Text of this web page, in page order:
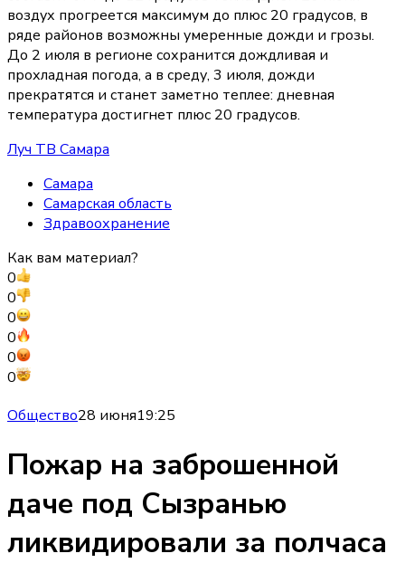
воздух прогреется максимум до плюс 20 градусов, в
ряде районов возможны умеренные дожди и грозы.
До 2 июля в регионе сохранится дождливая и
прохладная погода, а в среду, 3 июля, дожди
прекратятся и станет заметно теплее: дневная
температура достигнет плюс 20 градусов.
Луч ТВ Самара
Самара
Самарская область
Здравоохранение
Как вам материал?
0
0
0
0
0
0
Общество28 июня19:25
Пожар на заброшенной
даче под Сызранью
ликвидировали за полчаса